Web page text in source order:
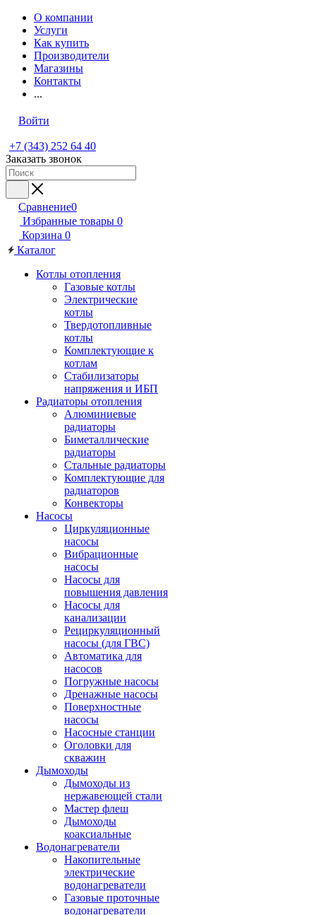
О компании
Услуги
Как купить
Производители
Магазины
Контакты
...
Войти
+7 (343) 252 64 40
Заказать звонок
Сравнение0
Избранные товары 0
Корзина 0
Каталог
Котлы отопления
Газовые котлы
Электрические
котлы
Твердотопливные
котлы
Комплектующие к
котлам
Стабилизаторы
напряжения и ИБП
Радиаторы отопления
Алюминиевые
радиаторы
Биметаллические
радиаторы
Стальные радиаторы
Комплектующие для
радиаторов
Конвекторы
Насосы
Циркуляционные
насосы
Вибрационные
насосы
Насосы для
повышения давления
Насосы для
канализации
Рециркуляционный
насосы (для ГВС)
Автоматика для
насосов
Погружные насосы
Дренажные насосы
Поверхностные
насосы
Насосные станции
Оголовки для
скважин
Дымоходы
Дымоходы из
нержавеющей стали
Мастер флеш
Дымоходы
коаксиальные
Водонагреватели
Накопительные
электрические
водонагреватели
Газовые проточные
водонагреватели